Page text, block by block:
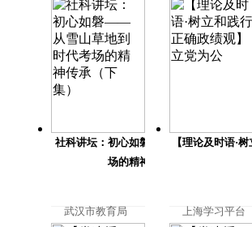
社科讲坛：初心如磐——从雪山草地到时
场的精神传承（下集）
武汉市教育局
【理论及时语·
上海学习平台